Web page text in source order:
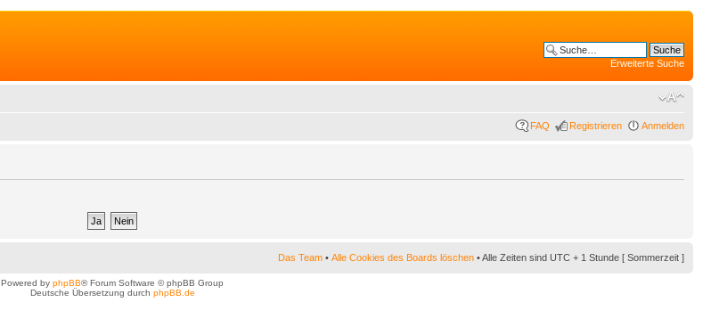
Erweiterte Suche
FAQ Registrieren Anmelden
Das Team • Alle Cookies des Boards löschen • Alle Zeiten sind UTC + 1 Stunde [ Sommerzeit ]
Powered by phpBB® Forum Software © phpBB Group
Deutsche Übersetzung durch phpBB.de